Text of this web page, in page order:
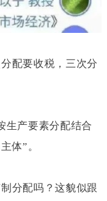
配要收税，三次分
生产要素分配结合
体”。
分配吗？这貌似跟